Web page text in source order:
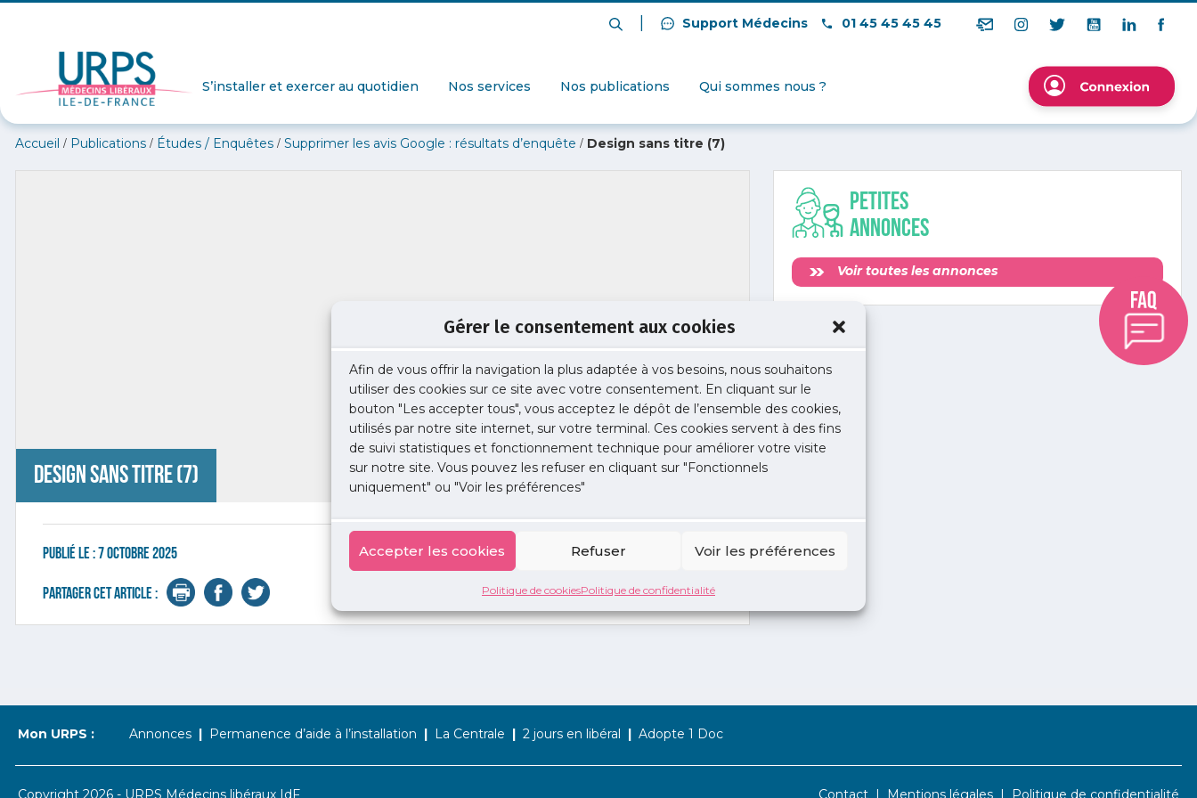
Gérer le consentement aux cookies
Afin de vous offrir la navigation la plus adaptée à vos besoins, nous souhaitons
utiliser des cookies sur ce site avec votre consentement. En cliquant sur le
bouton "Les accepter tous", vous acceptez le dépôt de l’ensemble des cookies,
utilisés par notre site internet, sur votre terminal. Ces cookies servent à des fins
de suivi statistiques et fonctionnement technique pour améliorer votre visite
sur notre site. Vous pouvez les refuser en cliquant sur "Fonctionnels
uniquement" ou "Voir les préférences"
Accepter les cookies Refuser Voir les préférences
Politique de cookiesPolitique de confidentialité
Support Médecins 01 45 45 45 45
S’installer et exercer au quotidien Nos services Nos publications Qui sommes nous ?
Accueil / Publications / Études / Enquêtes / Supprimer les avis Google : résultats d’enquête / Design sans titre (7)
Design sans titre (7)
Publié le :7 octobre 2025
Partager cet article :
Petites
annonces
Voir toutes les annonces
Mon URPS : Annonces Permanence d’aide à l’installation La Centrale 2 jours en libéral Adopte 1 Doc
Copyright 2026 - URPS Médecins libéraux IdF Contact Mentions légales Politique de confidentialité